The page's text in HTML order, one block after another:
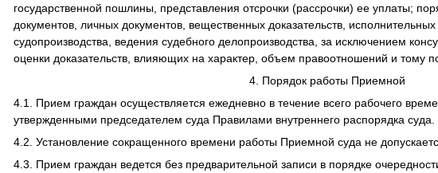
государственной пошлины, представления отсрочки (рассрочки) ее уплаты;
документов, личных документов, вещественных доказательств,
судопроизводства, ведения судебного делопроизводства, за исключением
оценки доказательств, влияющих на характер, объем правоотношений и тому
4. Порядок работы Приемной
4.1. Прием граждан осуществляется ежедневно в течение всего рабочего
утвержденными председателем суда Правилами внутреннего распорядка суда.
4.2. Установление сокращенного времени работы Приемной суда не
4.3. Прием граждан ведется без предварительной записи в порядке